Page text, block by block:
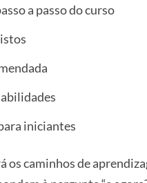
a passo do curso
iniciantes
os caminhos de